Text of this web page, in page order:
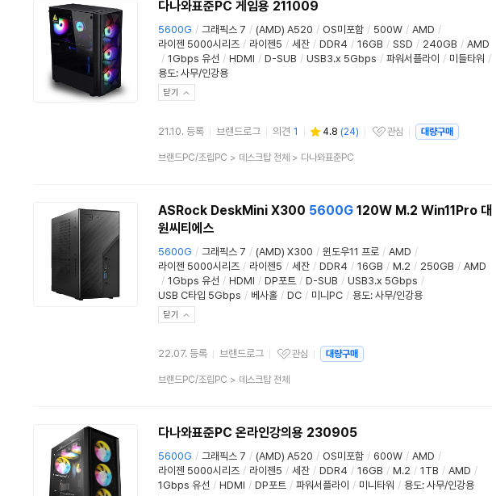
다나와표준PC 게임용 211009
5600G / 그래픽스 7 / (AMD) A520 / OS미포함 / 500W / AMD /
라이젠 5000시리즈 / 라이젠5 / 세잔 / DDR4 / 16GB / SSD / 240GB / AMD
/ 1Gbps 유선 / HDMI / D-SUB / USB3.x 5Gbps / 파워서플라이 / 미들타워 /
용도: 사무/인강용
닫기
21.10. 등록 브랜드로그 의견 1 4.8 (24)
관심상품
관심 대량구매
상
브랜드PC/조립PC > 데스크탑 전체 > 다나와표준PC
ASRock DeskMini X300 5600G120W M.2 Win11Pro 대
원씨티에스
5600G / 그래픽스 7 / (AMD) X300 / 윈도우11 프로 / AMD /
라이젠 5000시리즈 / 라이젠5 / 세잔 / DDR4 / 16GB / M.2 / 250GB / AMD
/ 1Gbps 유선 / HDMI / DP포트 / D-SUB / USB3.x 5Gbps /
USB C타입 5Gbps / 베사홀 / DC / 미니PC / 용도: 사무/인강용
닫기
22.07. 등록 브랜드로그
관심상품
관심 대량구매
상
브랜드PC/조립PC > 데스크탑 전체
다나와표준PC 온라인강의용 230905
5600G / 그래픽스 7 / (AMD) A520 / OS미포함 / 600W / AMD /
라이젠 5000시리즈 / 라이젠5 / 세잔 / DDR4 / 16GB / M.2 / 1TB / AMD /
1Gbps 유선 / HDMI / DP포트 / 파워서플라이 / 미니타워 / 용도: 사무/인강용